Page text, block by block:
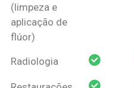
(limpeza e
aplicação de
flúor)
Radiologia